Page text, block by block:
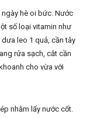
hè oi bức. Nước
số loại vitamin như
dưa leo 1 quả, cần tây
rửa sạch, cắt cần
cho vừa với
nhằm lấy nước cốt.